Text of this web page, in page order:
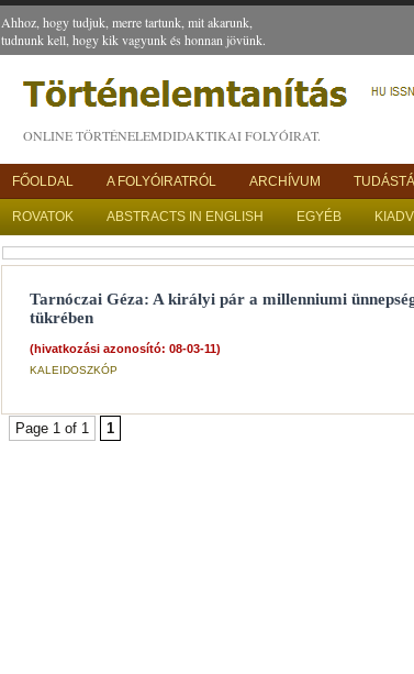
Ahhoz, hogy tudjuk, merre tartunk, mit akarunk,
tudnunk kell, hogy kik vagyunk és honnan jövünk.
ONLINE TÖRTÉNELEMDIDAKTIKAI FOLYÓIRAT.
FŐOLDAL A FOLYÓIRATRÓL ARCHÍVUM
ROVATOK ABSTRACTS IN ENGLISH EGYÉB
Tarnóczai Géza: A királyi pár a millenniumi
tükrében
(hivatkozási azonosító: 08-03-11)
KALEIDOSZKÓP
Page 1 of 1 1